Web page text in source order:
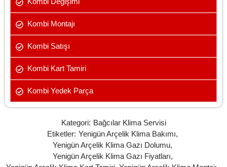
Kombi Montajı
Kombi Satışı
Kombi Kart Tamiri
Kombi Yedek Parça
Kategori: Bağcılar Klima Servisi
Etiketler: Yenigün Arçelik Klima Bakımı,
Yenigün Arçelik Klima Gazı Dolumu,
Yenigün Arçelik Klima Gazı Fiyatları,